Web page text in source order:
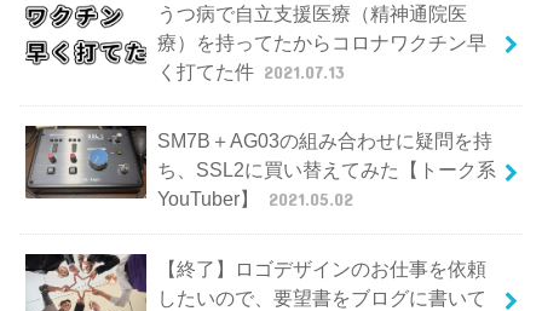
うつ病で自立支援医療（精神通院医
療）を持ってたからコロナワクチン早
く打てた件 2021.07.13
SM7B＋AG03の組み合わせに疑問を持
ち、SSL2に買い替えてみた【トーク系
YouTuber】
2021.05.02
【終了】ロゴデザインのお仕事を依頼
したいので、要望書をブログに書いて